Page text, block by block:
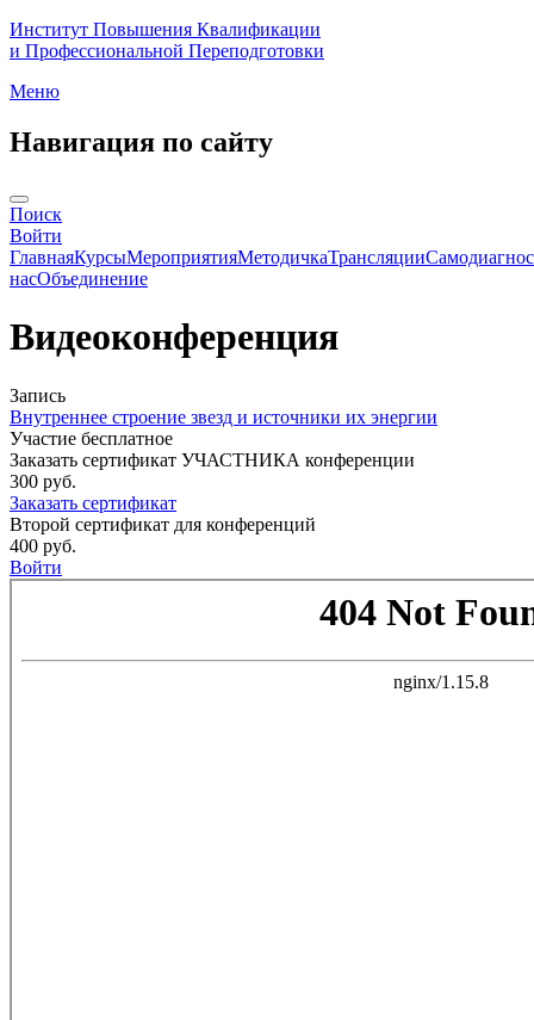
Институт Повышения Квалификации
и Профессиональной Переподготовки
Меню
Навигация по сайту
Поиск
Войти
ГлавнаяКурсыМероприятияМетодичкаТрансляции
насОбъединение
Видеоконференция
Запись
Внутреннее строение звезд и источники их энергии
Участие бесплатное
Заказать сертификат УЧАСТНИКА конференции
300 руб.
Заказать сертификат
Второй сертификат для конференций
400 руб.
Войти